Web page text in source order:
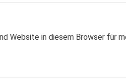
Website in diesem Browser für